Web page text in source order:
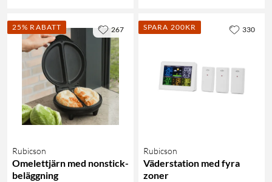
25% RABATT
Rubicson
Omelettjärn med nonstick-
beläggning
267 SPARA 200KR
Rubicson
Väderstation med fyra
zoner
330